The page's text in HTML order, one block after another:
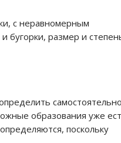
с неравномерным
бугорки, размер и
образования уже
поскольку